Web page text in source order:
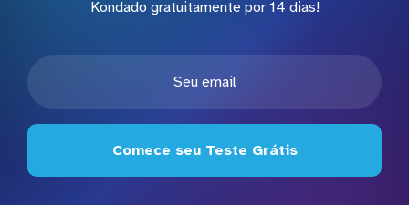
Kondado gratuitamente por 14 dias!
Comece seu Teste Grátis